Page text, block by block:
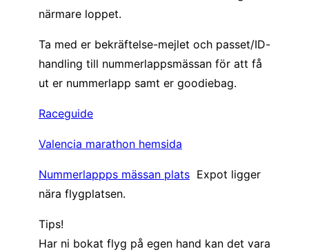
närmare loppet.
Ta med er bekräftelse-mejlet och passet/ID-
handling till nummerlappsmässan för att få
ut er nummerlapp samt er goodiebag.
Raceguide
Valencia marathon hemsida
Nummerlappps mässan plats Expot ligger
nära flygplatsen.
Tips!
Har ni bokat flyg på egen hand kan det vara